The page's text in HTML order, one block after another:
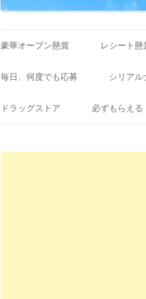
豪華オープン懸賞 レシート懸
毎日、何度でも応募 シリアル
ドラッグストア 必ずもらえる